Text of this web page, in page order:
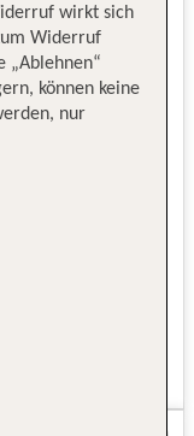
wirkt sich
Widerruf
„Ablehnen“
können keine
nur